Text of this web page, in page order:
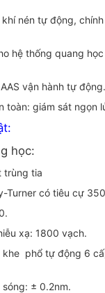
nén tự động,
hệ thống quang
vận hành tự động.
toàn: giám sát ngọn
học:
trùng tia
Turner có tiêu cự
xạ: 1800 vạch.
khe phổ tự động 6
± 0.2nm.